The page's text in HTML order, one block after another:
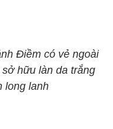
Điềm có vẻ ngoài
hữu làn da trắng
long lanh